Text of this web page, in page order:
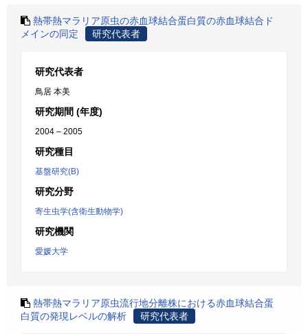
熱帯熱マラリア原虫の赤血球結合蛋白質の赤血球結合ド
メインの同定
研究代表者
研究代表者
鳥居 本美
研究期間 (年度)
2004 – 2005
研究種目
基盤研究(B)
研究分野
寄生虫学(含衛生動物学)
研究機関
愛媛大学
熱帯熱マラリア原虫流行地分離株における赤血球結合蛋
白質の発現レベルの解析
研究代表者